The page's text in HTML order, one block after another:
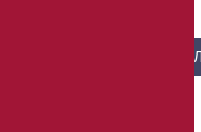
КУПИТЬ В 1